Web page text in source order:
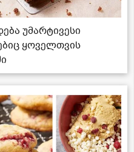
უმარტივესი
ყოველთვის